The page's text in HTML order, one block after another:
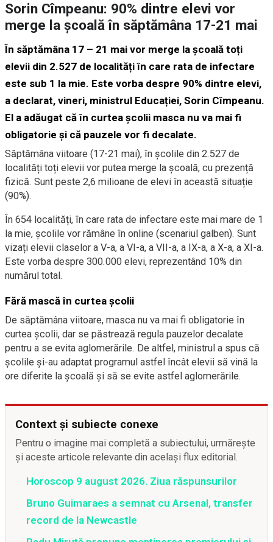
Sorin Cîmpeanu: 90% dintre elevi vor
merge la școală în săptămâna 17-21 mai
În săptămâna 17 – 21 mai vor merge la școală toți
elevii din 2.527 de localități în care rata de infectare
este sub 1 la mie. Este vorba despre 90% dintre elevi,
a declarat, vineri, ministrul Educației, Sorin Cîmpeanu.
El a adăugat că în curtea școlii masca nu va mai fi
obligatorie și că pauzele vor fi decalate.
Săptămâna viitoare (17-21 mai), în școlile din 2.527 de
localități toți elevii vor putea merge la școală, cu prezență
fizică. Sunt peste 2,6 milioane de elevi în această situație
(90%).
În 654 localități, în care rata de infectare este mai mare de 1
la mie, școlile vor rămâne în online (scenariul galben). Sunt
vizați elevii claselor a V-a, a VI-a, a VII-a, a IX-a, a X-a, a XI-a.
Este vorba despre 300.000 elevi, reprezentând 10% din
numărul total.
Fără mască în curtea școlii
De săptămâna viitoare, masca nu va mai fi obligatorie în
curtea școlii, dar se păstrează regula pauzelor decalate
pentru a se evita aglomerările. De altfel, ministrul a spus că
școlile și-au adaptat programul astfel încât elevii să vină la
ore diferite la școală și să se evite astfel aglomerările.
Context și subiecte conexe
Pentru o imagine mai completă a subiectului, urmărește
și aceste articole relevante din același flux editorial.
Horoscop 9 august 2026. Ziua răspunsurilor
Bruno Guimaraes a semnat cu Arsenal, transfer
record de la Newcastle